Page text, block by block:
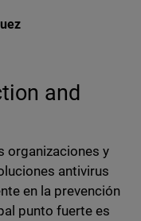
and
organizaciones y
antivirus
en la prevención
punto fuerte es